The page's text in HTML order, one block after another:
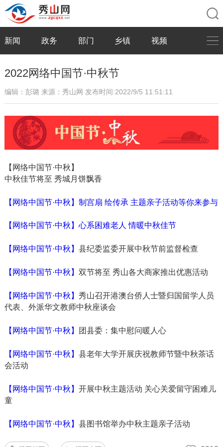
新闻 政务 部门 乡镇 视频
2022网络中国节·中秋节
编辑：彭璐 来源：秀山网 发布时间:2022/9/5 11:51:11
【网络中国节·中秋】
中秋佳节将至 秀城月饼飘香
【网络中国节·中秋】制宫扇 绘传承 主题亲子活动等你来参与
【网络中国节·中秋】心系困难老人 情暖中秋佳节
【网络中国节·中秋】 县纪委监委开展中秋节前监督检查
【网络中国节·中秋】 双节将至 秀山各大商家推出优惠活动
【网络中国节·中秋】 秀山召开港澳台侨人士暨归国留学人员
代表、外派华文教师中秋座谈会
【网络中国节·中秋】 团县委：集中慰问暖人心
【网络中国节·中秋】 县老年大学开展庆祝教师节暨中秋茶话
会活动
【网络中国节·中秋】 开展中秋主题活动 关心关爱留守困难儿
童
【网络中国节·中秋】 县图书馆举办中秋主题亲子活动